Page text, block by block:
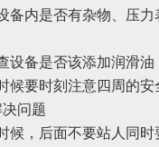
备内是否有杂物、压力
设备是否该添加润滑油
候要时刻注意四周的
问题
候，后面不要站人同时